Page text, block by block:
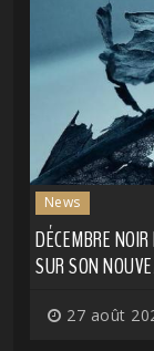
News
DÉCEMBRE
SUR SON
27 août